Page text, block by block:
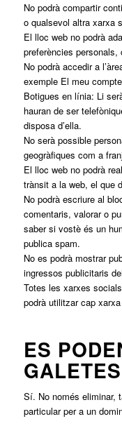
No podrà compartir
o qualsevol altra xarxa
El lloc web no podrà
preferències
No podrà accedir a
exemple El meu
Botigues en línia: Li
hauran de ser
disposa d’ella.
No serà possible
geogràfiques com a
El lloc web no podrà
trànsit a la web, el que
No podrà escriure al
comentaris, valorar o
saber si vostè és un
publica spam.
No es podrà mostrar
ingressos publicitaris
Totes les xarxes
podrà utilitzar cap
ES
Sí. No només eliminar,
particular per a un